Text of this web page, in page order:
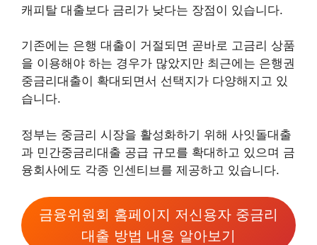
캐피탈 대출보다 금리가 낮다는 장점이 있습니다.
기존에는 은행 대출이 거절되면 곧바로 고금리 상품
을 이용해야 하는 경우가 많았지만 최근에는 은행권
중금리대출이 확대되면서 선택지가 다양해지고 있
습니다.
정부는 중금리 시장을 활성화하기 위해 사잇돌대출
과 민간중금리대출 공급 규모를 확대하고 있으며 금
융회사에도 각종 인센티브를 제공하고 있습니다.
금융위원회 홈페이지 저신용자 중금리
대출 방법 내용 알아보기